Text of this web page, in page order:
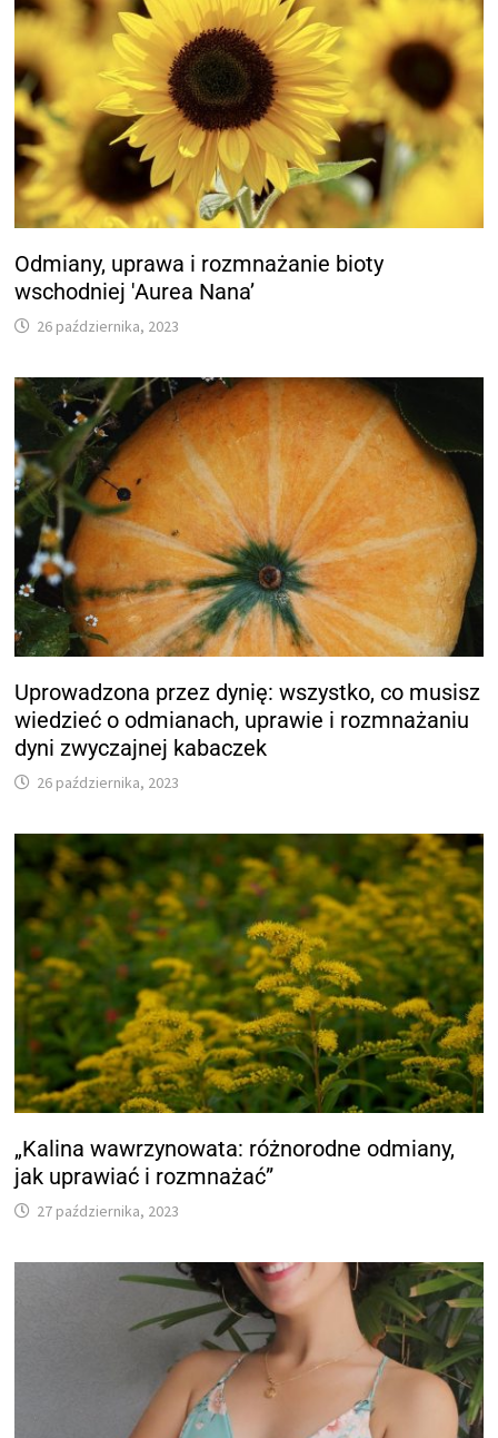
Odmiany, uprawa i rozmnażanie bioty
wschodniej 'Aurea Nana’
26 października, 2023
Uprowadzona przez dynię: wszystko, co musisz
wiedzieć o odmianach, uprawie i rozmnażaniu
dyni zwyczajnej kabaczek
26 października, 2023
„Kalina wawrzynowata: różnorodne odmiany,
jak uprawiać i rozmnażać”
27 października, 2023